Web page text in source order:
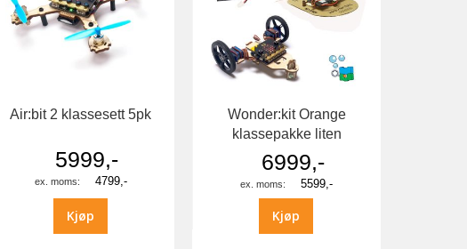
Air:bit 2 klassesett 5pk
5999,-
4799,-
Kjøp
Wonder:kit Orange
klassepakke liten
6999,-
5599,-
Kjøp